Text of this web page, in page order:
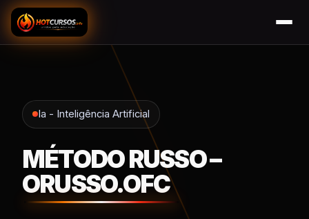
Ia - Inteligência Artificial
MÉTODO RUSSO –
ORUSSO.OFC